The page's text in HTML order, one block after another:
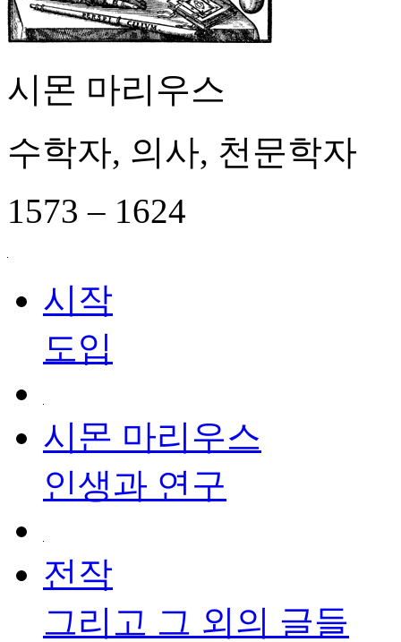
시몬 마리우스
수학자, 의사, 천문학자
1573 – 1624
시작
도입
시몬 마리우스
인생과 연구
전작
그리고 그 외의 글들